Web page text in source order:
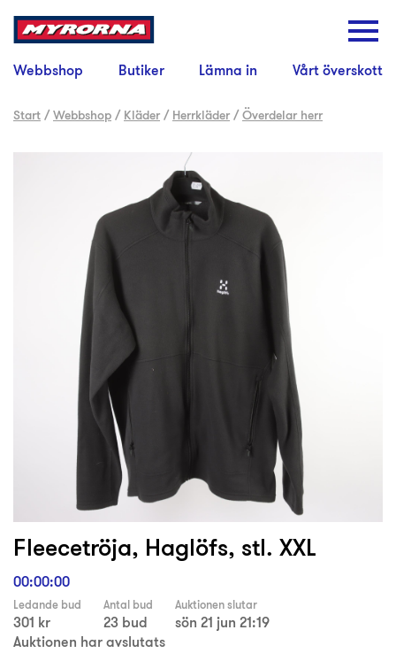
Webbshop Butiker Lämna in Vårt överskott
Start /Webbshop / Kläder / Herrkläder /Överdelar herr
Fleecetröja, Haglöfs, stl. XXL
00:00:00
Ledande bud
301 kr
Antal bud
23 bud
Auktionen slutar
sön 21 jun 21:19
Auktionen har avslutats